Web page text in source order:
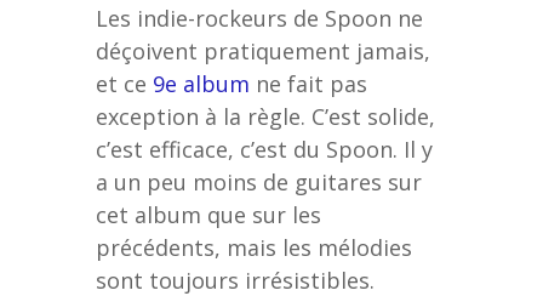
Les indie-rockeurs de Spoon ne
déçoivent pratiquement jamais,
et ce 9e album ne fait pas
exception à la règle. C’est solide,
c’est efficace, c’est du Spoon. Il y
a un peu moins de guitares sur
cet album que sur les
précédents, mais les mélodies
sont toujours irrésistibles.